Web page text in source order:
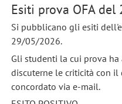
Esiti prova OFA
Si pubblicano gli esiti
29/05/2026.
Gli studenti la cui prova
discuterne le criticità con
concordato via e-mail.